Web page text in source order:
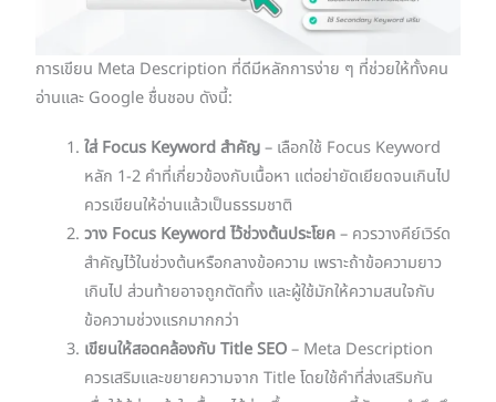
การเขียน Meta Description ที่ดีมีหลักการง่าย ๆ ที่ช่วยให้ทั้งคน
อ่านและ Google ชื่นชอบ ดังนี้:
ใส่ Focus Keyword สำคัญ– เลือกใช้ Focus Keyword
หลัก 1-2 คำที่เกี่ยวข้องกับเนื้อหา แต่อย่ายัดเยียดจนเกินไป
ควรเขียนให้อ่านแล้วเป็นธรรมชาติ
วาง Focus Keyword ไว้ช่วงต้นประโยค– ควรวางคีย์เวิร์ด
สำคัญไว้ในช่วงต้นหรือกลางข้อความ เพราะถ้าข้อความยาว
เกินไป ส่วนท้ายอาจถูกตัดทิ้ง และผู้ใช้มักให้ความสนใจกับ
ข้อความช่วงแรกมากกว่า
เขียนให้สอดคล้องกับ Title SEO– Meta Description
ควรเสริมและขยายความจาก Title โดยใช้คำที่ส่งเสริมกัน